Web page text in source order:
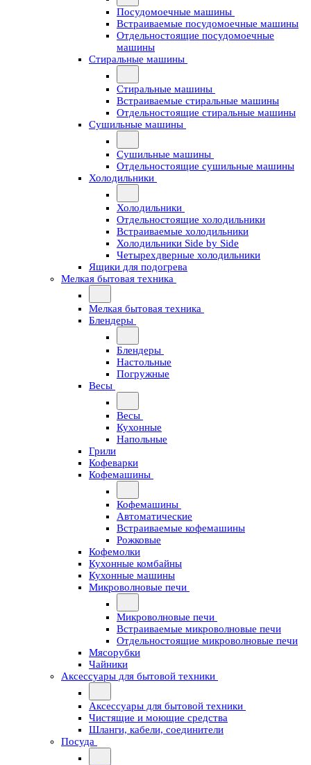
Посудомоечные машины
Встраиваемые посудомоечные машины
Отдельностоящие посудомоечные
машины
Стиральные машины
Стиральные машины
Встраиваемые стиральные машины
Отдельностоящие стиральные машины
Сушильные машины
Сушильные машины
Отдельностоящие сушильные машины
Холодильники
Холодильники
Отдельностоящие холодильники
Встраиваемые холодильники
Холодильники Side by Side
Четырехдверные холодильники
Ящики для подогрева
Мелкая бытовая техника
Мелкая бытовая техника
Блендеры
Блендеры
Настольные
Погружные
Весы
Весы
Кухонные
Напольные
Грили
Кофеварки
Кофемашины
Кофемашины
Автоматические
Встраиваемые кофемашины
Рожковые
Кофемолки
Кухонные комбайны
Кухонные машины
Микроволновые печи
Микроволновые печи
Встраиваемые микроволновые печи
Отдельностоящие микроволновые печи
Мясорубки
Чайники
Аксессуары для бытовой техники
Аксессуары для бытовой техники
Чистящие и моющие средства
Шланги, кабели, соединители
Посуда